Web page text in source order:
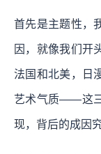
首先是主题性，
因，就像我们开
法国和北美，日
艺术气质——这
现，背后的成因